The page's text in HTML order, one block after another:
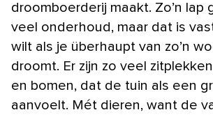
droomboerderij maakt. Zo’n lap
veel onderhoud, maar dat is
wilt als je überhaupt van zo’n
droomt. Er zijn zo veel
en bomen, dat de tuin als een
aanvoelt. Mét dieren, want de